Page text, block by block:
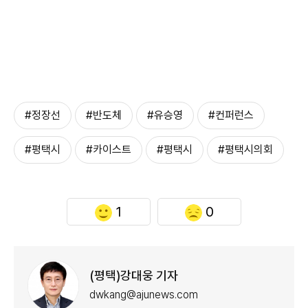
#정장선 #반도체 #유승영 #컨퍼런스
#평택시 #카이스트 #평택시 #평택시의회
1 0
(평택)강대웅 기자
dwkang@ajunews.com